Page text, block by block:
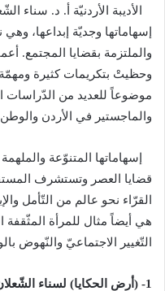
الأديبة الأردنيّة أ . د. سناء
إسهاماتها وجديّة إبداعها،
والملتزمة بقضايا المجتمع.
وحظيتْ بتكريمات كثيرة
موضوعاً للعديد من الدّراسات
والماجستير في الأردن والوطن
إسهاماتها المتنوّعة
قضايا العصر وتستشرف
القرّاء نحو عالم من التّأمل
هي أيضاً مثال للمرأة
التّغيير الاجتماعيّ والنّهوض
1- ( أرض الحكايا) لسناء